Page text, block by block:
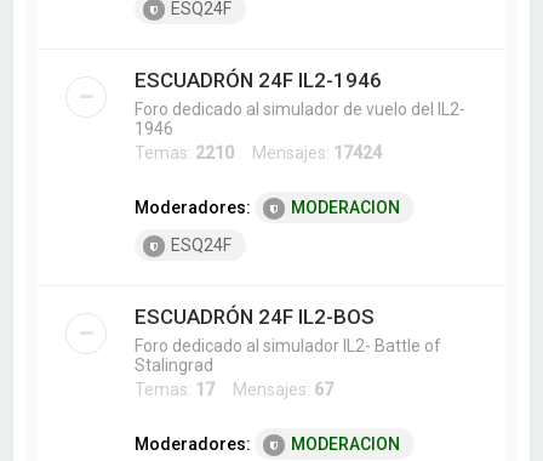
ESQ24F
ESCUADRÓN 24F IL2-1946
Foro dedicado al simulador de vuelo del IL2-
1946
Temas: 2210 Mensajes: 17424
Moderadores:
MODERACION
ESQ24F
ESCUADRÓN 24F IL2-BOS
Foro dedicado al simulador IL2- Battle of
Stalingrad
Temas: 17Mensajes: 67
Moderadores:
MODERACION